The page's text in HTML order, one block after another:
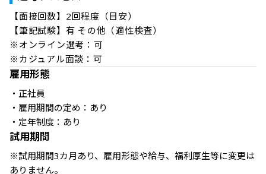
【面接回数】2回程度（目安）
【筆記試験】有 その他（適性検査）
※オンライン選考：可
※カジュアル面談：可
雇用形態
・正社員
・雇用期間の定め：あり
・定年制度：あり
試用期間
※試用期間3カ月あり、雇用形態や給与、福利厚生等に変更は